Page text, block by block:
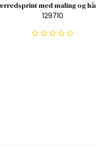
med maling og
129710